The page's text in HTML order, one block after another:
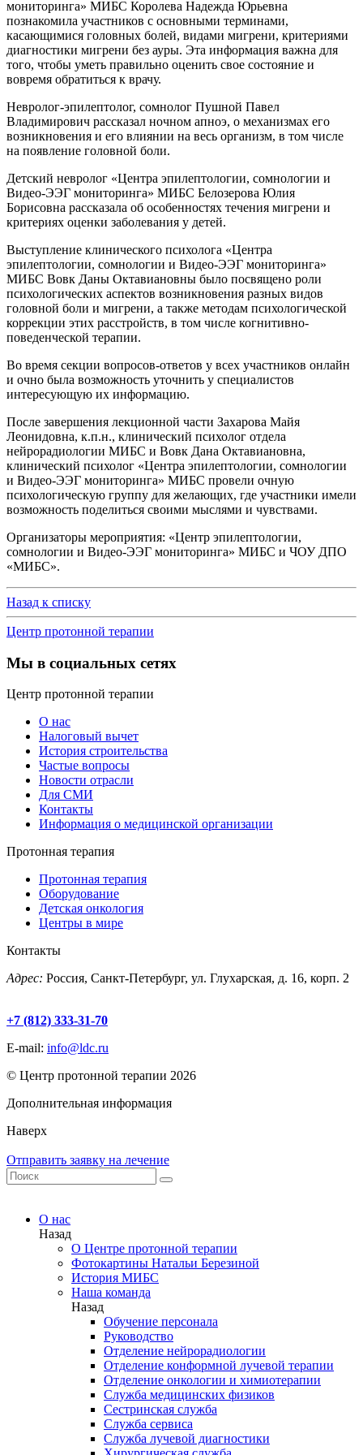
мониторинга» МИБС Королева Надежда Юрьевна
познакомила участников с основными терминами,
касающимися головных болей, видами мигрени, критериями
диагностики мигрени без ауры. Эта информация важна для
того, чтобы уметь правильно оценить свое состояние и
вовремя обратиться к врачу.
Невролог-эпилептолог, сомнолог Пушной Павел
Владимирович рассказал ночном апноэ, о механизмах его
возникновения и его влиянии на весь организм, в том числе
на появление головной боли.
Детский невролог «Центра эпилептологии, сомнологии и
Видео-ЭЭГ мониторинга» МИБС Белозерова Юлия
Борисовна рассказала об особенностях течения мигрени и
критериях оценки заболевания у детей.
Выступление клинического психолога «Центра
эпилептологии, сомнологии и Видео-ЭЭГ мониторинга»
МИБС Вовк Даны Октавиановны было посвящено роли
психологических аспектов возникновения разных видов
головной боли и мигрени, а также методам психологической
коррекции этих расстройств, в том числе когнитивно-
поведенческой терапии.
Во время секции вопросов-ответов у всех участников онлайн
и очно была возможность уточнить у специалистов
интересующую их информацию.
После завершения лекционной части Захарова Майя
Леонидовна, к.п.н., клинический психолог отдела
нейрорадиологии МИБС и Вовк Дана Октавиановна,
клинический психолог «Центра эпилептологии, сомнологии
и Видео-ЭЭГ мониторинга» МИБС провели очную
психологическую группу для желающих, где участники имели
возможность поделиться своими мыслями и чувствами.
Организаторы мероприятия: «Центр эпилептологии,
сомнологии и Видео-ЭЭГ мониторинга» МИБС и ЧОУ ДПО
«МИБС».
Назад к списку
Центр протонной терапии
Мы в социальных сетях
Центр протонной терапии
О нас
Налоговый вычет
История строительства
Частые вопросы
Новости отрасли
Для СМИ
Контакты
Информация о медицинской организации
Протонная терапия
Протонная терапия
Оборудование
Детская онкология
Центры в мире
Контакты
Адрес: Россия, Санкт-Петербург, ул. Глухарская, д. 16, корп. 2
+7 (812) 333-31-70
E-mail: info@ldc.ru
© Центр протонной терапии 2026
Дополнительная информация
Наверх
Отправить заявку на лечение
О нас
Назад
О Центре протонной терапии
Фотокартины Натальи Березиной
История МИБС
Наша команда
Назад
Обучение персонала
Руководство
Отделение нейрорадиологии
Отделение конформной лучевой терапии
Отделение онкологии и химиотерапии
Служба медицинских физиков
Сестринская служба
Служба сервиса
Служба лучевой диагностики